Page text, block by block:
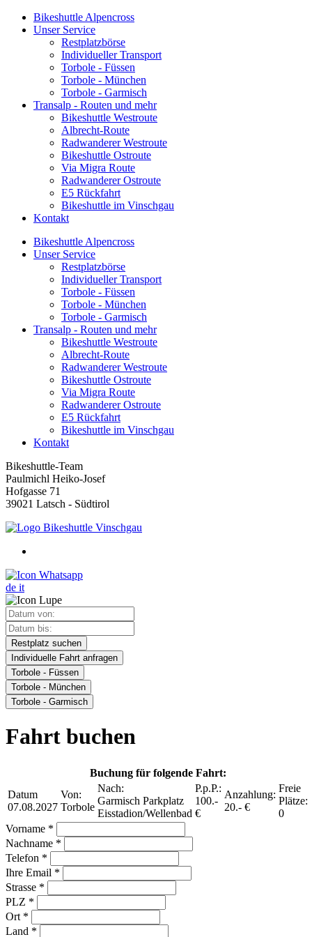
Bikeshuttle Alpencross
Unser Service
Restplatzbörse
Individueller Transport
Torbole - Füssen
Torbole - München
Torbole - Garmisch
Transalp - Routen und mehr
Bikeshuttle Westroute
Albrecht-Route
Radwanderer Westroute
Bikeshuttle Ostroute
Via Migra Route
Radwanderer Ostroute
E5 Rückfahrt
Bikeshuttle im Vinschgau
Kontakt
Bikeshuttle Alpencross
Unser Service
Restplatzbörse
Individueller Transport
Torbole - Füssen
Torbole - München
Torbole - Garmisch
Transalp - Routen und mehr
Bikeshuttle Westroute
Albrecht-Route
Radwanderer Westroute
Bikeshuttle Ostroute
Via Migra Route
Radwanderer Ostroute
E5 Rückfahrt
Bikeshuttle im Vinschgau
Kontakt
Bikeshuttle-Team
Paulmichl Heiko-Josef
Hofgasse 71
39021 Latsch - Südtirol
de it
Restplatz suchen
Individuelle Fahrt anfragen
Torbole - Füssen
Torbole - München
Torbole - Garmisch
Fahrt buchen
Buchung für folgende Fahrt:
Datum
07.08.2027
Von:
Torbole
Nach:
Garmisch Parkplatz
Eisstadion/Wellenbad
P.p.P.:
100.-
€
Anzahlung:
20.- €
Freie
Plätze:
0
Vorname *
Nachname *
Telefon *
Ihre Email *
Strasse *
PLZ *
Ort *
Land *